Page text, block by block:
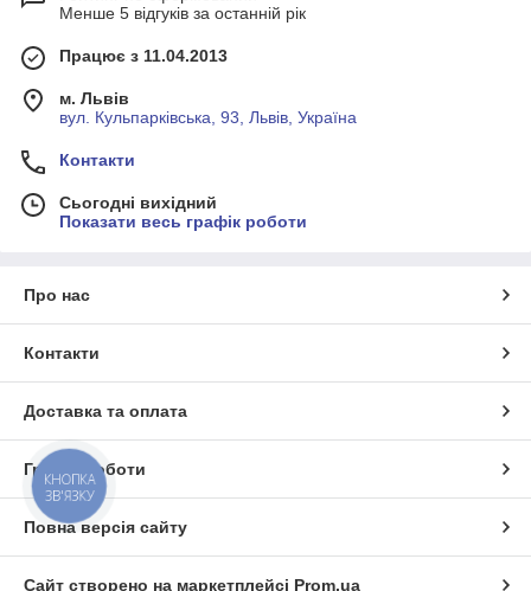
Менше 5 відгуків за останній рік
Працює з 11.04.2013
м. Львів
вул. Кульпарківська, 93, Львів, Україна
Контакти
Сьогодні вихідний
Показати весь графік роботи
Про нас
Контакти
Доставка та оплата
Графік роботи
Повна версія сайту
Сайт створено на маркетплейсі Prom.ua
КНОПКА
ЗВ'ЯЗКУ